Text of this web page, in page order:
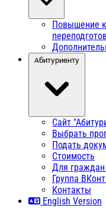
Повышение
Абитуриенту
Сайт
Выбрать
Подать
Стоимость
Для
Группа
Контакты
English Version